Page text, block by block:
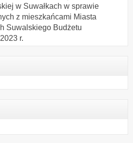
w Suwałkach w sprawie
z mieszkańcami Miasta
Suwalskiego Budżetu
r.